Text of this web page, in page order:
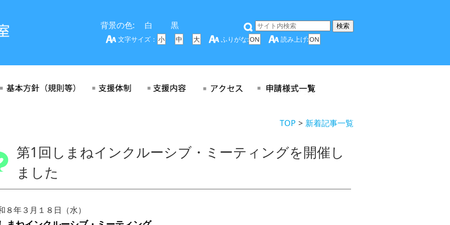
背景の色: 白 黒
文字サイズ： 小 中 大 ふりがな:ON 読み上げ:ON
TOP 新着記事一覧
第1回しまねインクルーシブ・ミーティングを開催し
ました
８年３月１８日（水）